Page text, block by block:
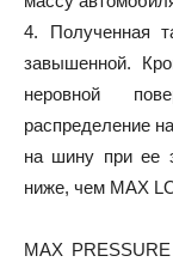
4. Полученная
завышенной.
неровной
распределение
на шину при ее
ниже, чем MAX
MAX